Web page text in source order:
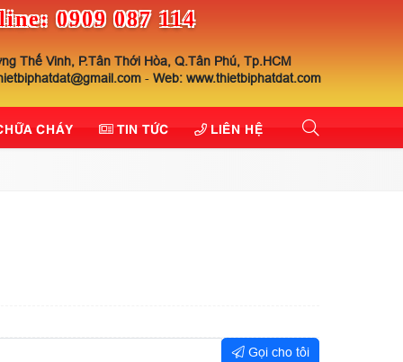
0909 087 114
Thế Vinh, P.Tân Thới Hòa, Q.Tân Phú, Tp.HCM
- Web: www.thietbiphatdat.com
CHÁY TIN TỨC LIÊN HỆ
Gọi cho tôi